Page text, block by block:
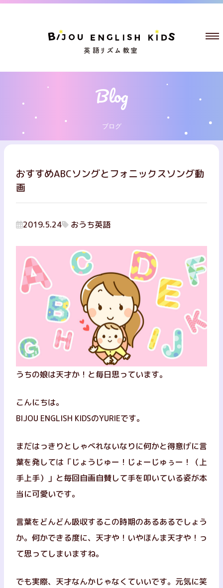
ブログ
おすすめABCソングとフォニックスソング動
画
2019.5.24 おうち英語
うちの娘は天才か！と毎日思っています。
こんにちは。
BIJOU ENGLISH KIDSのYURIEです。
まだはっきりとしゃべれないなりに何かと得意げに言
葉を発しては「じょうじゅー！じょーじゅぅー！（上
手上手）」と毎回自画自賛して手を叩いている姿が本
当に可愛いです。
言葉をどんどん吸収するこの時期のあるあるでしょう
か。何かできる度に、天才や！いやほんま天才や！っ
て思ってしまいますね。
でも実際、天才なんかじゃなくていいです。元気に笑